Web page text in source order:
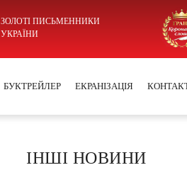
ЗОЛОТІ ПИСЬМЕННИКИ
УКРАЇНИ
БУКТРЕЙЛЕР ЕКРАНІЗАЦІЯ
ІНШІ НОВИНИ